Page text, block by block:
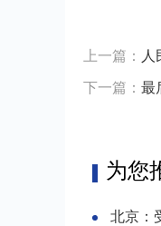
上一篇： 人
下一篇： 最
为您
北京：受